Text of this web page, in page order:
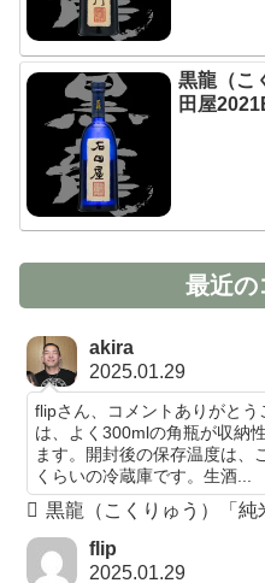
黒龍（こ
田屋
最近の
akira
2025.01.29
flipさん、コメントありがと
は、よく300mlの角瓶が収納
ます。開封後の保存温度は、
くらいの冷蔵庫です。生酒...
黒龍（こくりゅう）「
flip
2025.01.29